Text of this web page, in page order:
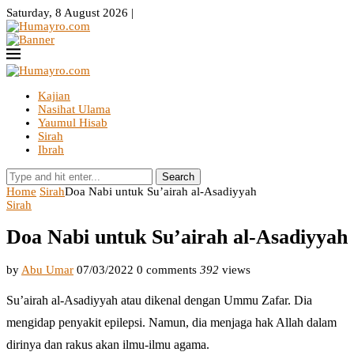
Saturday, 8 August 2026 |
Kajian
Nasihat Ulama
Yaumul Hisab
Sirah
Ibrah
Search
Home SirahDoa Nabi untuk Su’airah al-Asadiyyah
Sirah
Doa Nabi untuk Su’airah al-Asadiyyah
by Abu Umar 07/03/2022 0 comments 392 views
Su’airah al-Asadiyyah atau dikenal dengan Ummu Zafar. Dia
mengidap penyakit epilepsi. Namun, dia menjaga hak Allah dalam
dirinya dan rakus akan ilmu-ilmu agama.